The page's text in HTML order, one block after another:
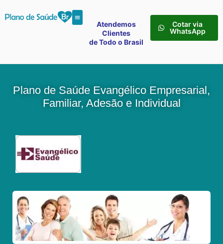
Atendemos
Clientes
de Todo o Brasil
Cotar via
WhatsApp
Plano de Saúde Evangélico Empresarial,
Familiar, Adesão e Individual